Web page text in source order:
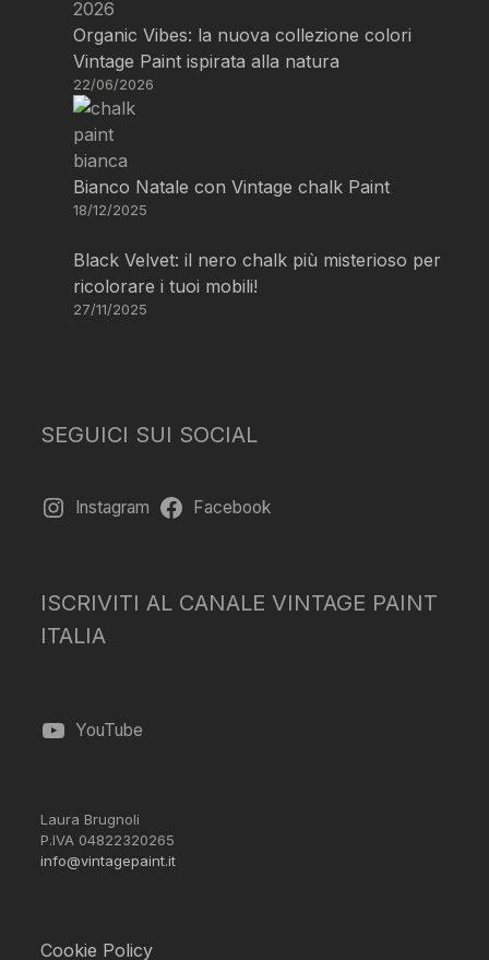
Organic Vibes: la nuova collezione colori
Vintage Paint ispirata alla natura
22/06/2026
Bianco Natale con Vintage chalk Paint
18/12/2025
Black Velvet: il nero chalk più misterioso per
ricolorare i tuoi mobili!
27/11/2025
SEGUICI SUI SOCIAL
Instagram Facebook
ISCRIVITI AL CANALE VINTAGE PAINT
ITALIA
YouTube
Laura Brugnoli
P.IVA 04822320265
info@vintagepaint.it
Cookie Policy